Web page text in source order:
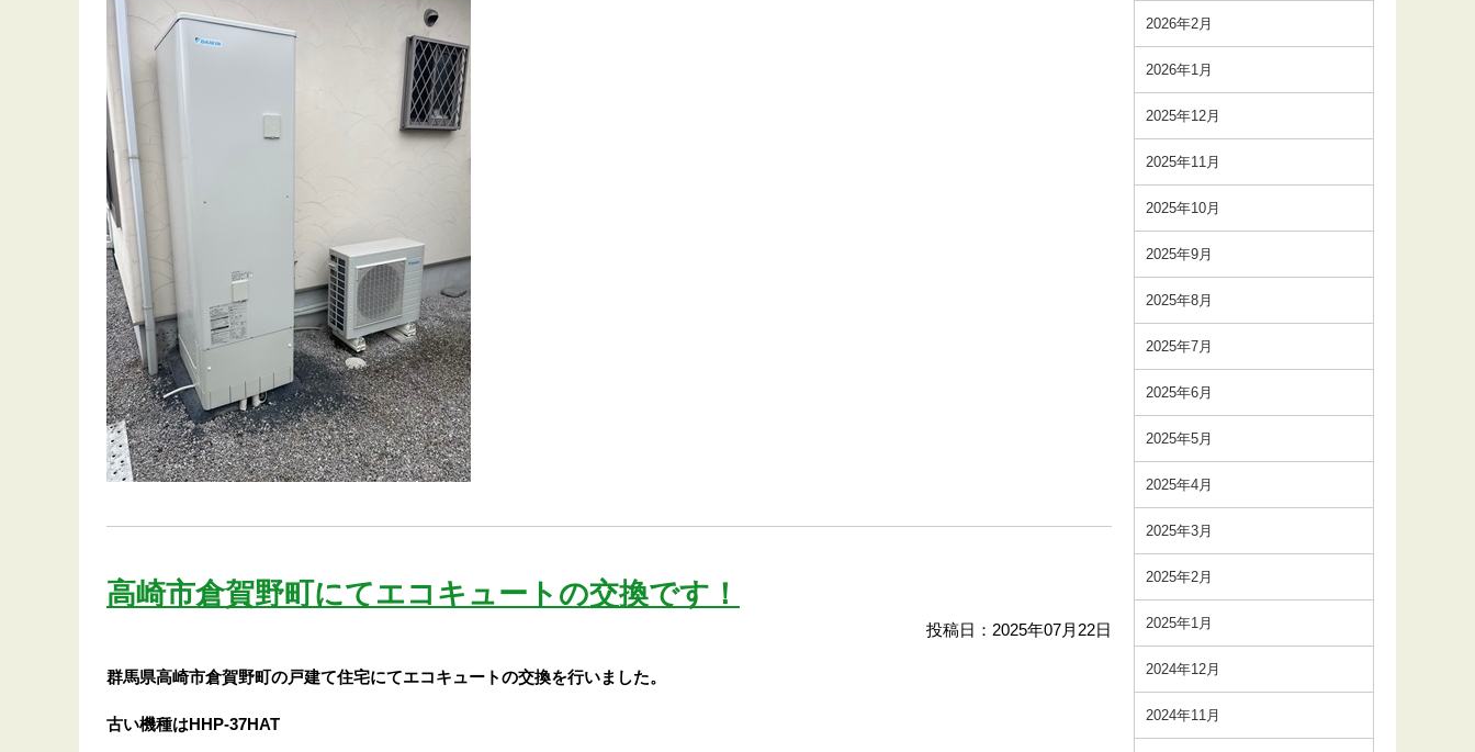
2026年2月
2026年1月
2025年12月
2025年11月
2025年10月
2025年9月
2025年8月
2025年7月
2025年6月
2025年5月
2025年4月
2025年3月
2025年2月
2025年1月
2024年12月
2024年11月
高崎市倉賀野町にてエコキュートの交換です！
投稿日：2025年07月22日
群馬県高崎市倉賀野町の戸建て住宅にてエコキュートの交換を行いました。
古い機種はHHP-37HAT